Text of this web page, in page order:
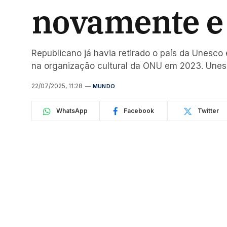
novamente e
Republicano já havia retirado o país da
na organização cultural da ONU em 2023.
22/07/2025, 11:28 MUNDO
WhatsApp Facebook Twitter